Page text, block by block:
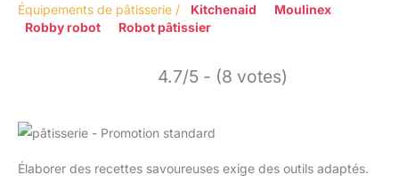
Équipements de pâtisserie / Kitchenaid
Moulinex
Robby robot
Robot pâtissier
4.7/5 - (8 votes)
Élaborer des recettes savoureuses exige des outils adaptés.